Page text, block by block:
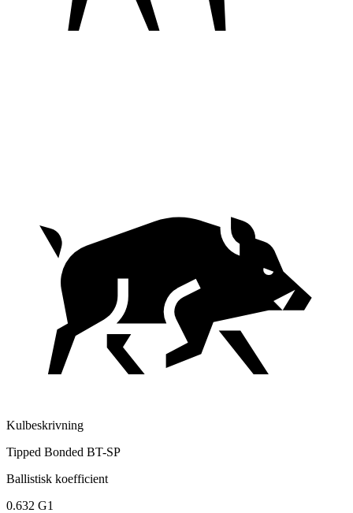
Kulbeskrivning
Tipped Bonded BT-SP
Ballistisk koefficient
0.632 G1